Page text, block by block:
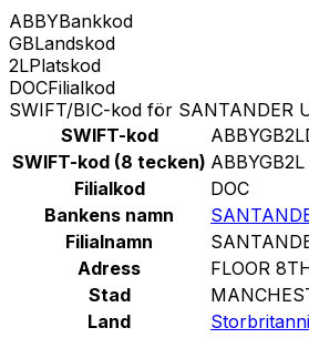
ABBYBankkod
GBLandskod
2LPlatskod
DOCFilialkod
SWIFT/BIC-kod för SANTANDER
SWIFT-kod
SWIFT-kod (8 tecken) ABBYGB2L
Filialkod
DOC
Bankens namn
Filialnamn
Adress
FLOOR
Stad
Land